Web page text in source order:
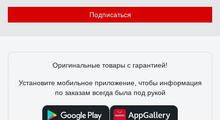
Подписаться
Оригинальные товары с гарантией!
Установите мобильное приложение, чтобы информация
по заказам всегда была под рукой